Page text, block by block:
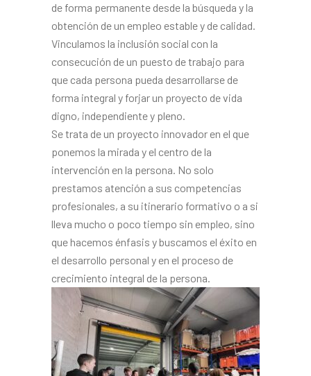
de forma permanente desde la búsqueda y la
obtención de un empleo estable y de calidad.
Vinculamos la inclusión social con la
consecución de un puesto de trabajo para
que cada persona pueda desarrollarse de
forma integral y forjar un proyecto de vida
digno, independiente y pleno.
Se trata de un proyecto innovador en el que
ponemos la mirada y el centro de la
intervención en la persona. No solo
prestamos atención a sus competencias
profesionales, a su itinerario formativo o a si
lleva mucho o poco tiempo sin empleo, sino
que hacemos énfasis y buscamos el éxito en
el desarrollo personal y en el proceso de
crecimiento integral de la persona.